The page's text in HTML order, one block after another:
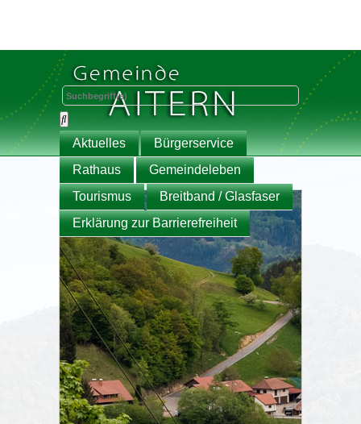
Aktuelles
Bürgerservice
Rathaus
Gemeindeleben
Tourismus
Breitband / Glasfaser
Erklärung zur Barrierefreiheit